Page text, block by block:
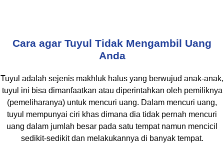
Cara agar Tuyul Tidak Mengambil Uang
Anda
Tuyul adalah sejenis makhluk halus yang berwujud anak-anak,
tuyul ini bisa dimanfaatkan atau diperintahkan oleh pemiliknya
(pemeliharanya) untuk mencuri uang. Dalam mencuri uang,
tuyul mempunyai ciri khas dimana dia tidak pernah mencuri
uang dalam jumlah besar pada satu tempat namun mencicil
sedikit-sedikit dan melakukannya di banyak tempat.